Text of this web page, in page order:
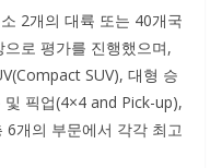
2개의 대륙 또는 40개국
로 평가를 진행했으며,
SUV), 대형 승
픽업(4×4 and Pick-up),
개의 부문에서 각각 최고